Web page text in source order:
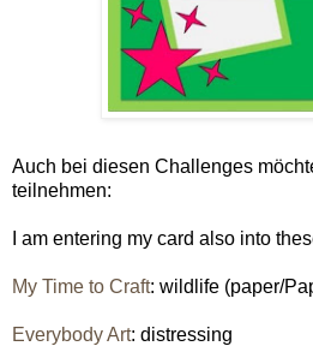
Auch bei diesen Challenges
teilnehmen:
I am entering my card also into
My Time to Craft: wildlife (paper/
Everybody Art: distressing